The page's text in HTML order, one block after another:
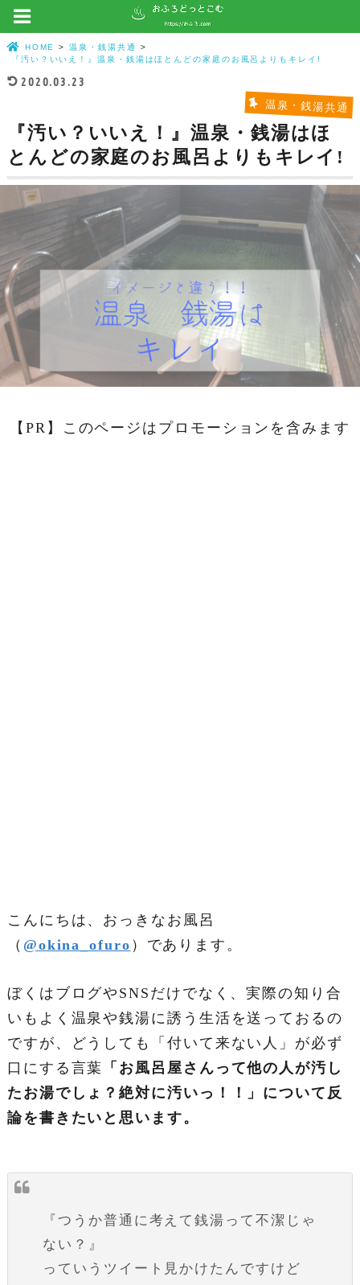
HOME
温泉・銭湯共通
『汚い？いいえ！』温泉・銭湯はほとんどの家庭のお風呂よりもキレイ!
2020.03.23
温泉・銭湯共通
『汚い？いいえ！』温泉・銭湯はほ
とんどの家庭のお風呂よりもキレイ!
【PR】このページはプロモーションを含みます
こんにちは、おっきなお風呂
（ @okina_ofuro ）であります。
ぼくはブログやSNSだけでなく、実際の知り合
いもよく温泉や銭湯に誘う生活を送っておるの
ですが、どうしても「付いて来ない人」が必ず
口にする言葉 「お風呂屋さんって他の人が汚し
たお湯でしょ？絶対に汚いっ！！」について反
論を書きたいと思います。
『つうか普通に考えて銭湯って不潔じゃ
ない？』
っていうツイート見かけたんですけど